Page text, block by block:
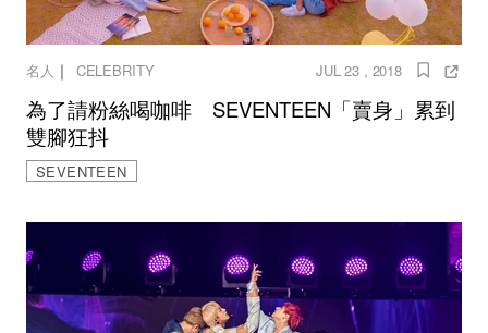
名人 ｜ CELEBRITY JUL 23 , 2018
為了請粉絲喝咖啡 SEVENTEEN「賣身」累到
雙腳狂抖
SEVENTEEN